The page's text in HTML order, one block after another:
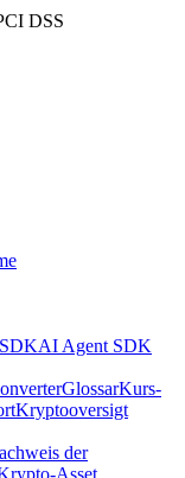
AI Agent SDK
GlossarKurs-
Kryptooversigt
der
Asset